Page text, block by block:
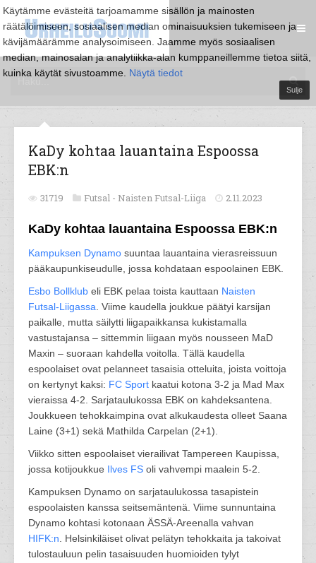
Käytämme evästeitä tarjoamamme sisällön ja mainosten
räätälöimiseen, sosiaalisen median ominaisuuksien tukemiseen ja
kävijämäärämme analysoimiseen. Jaamme myös sosiaalisen
median, mainosalan ja analytiikka-alan kumppaneillemme tietoa siitä,
kuinka käytät sivustoamme. Näytä tiedot
Sulje
KaDy kohtaa lauantaina Espoossa
EBK:n
31719 Futsal - Naisten Futsal-Liiga 2.11.2023
KaDy kohtaa lauantaina Espoossa EBK:n
Kampuksen Dynamo suuntaa lauantaina vierasreissuun
pääkaupunkiseudulle, jossa kohdataan espoolainen EBK.
Esbo Bollklub eli EBK pelaa toista kauttaan Naisten
Futsal-Liigassa . Viime kaudella joukkue päätyi karsijan
paikalle, mutta säilytti liigapaikkansa kukistamalla
vastustajansa – sittemmin liigaan myös nousseen MaD
Maxin – suoraan kahdella voitolla. Tällä kaudella
espoolaiset ovat pelanneet tasaisia otteluita, joista voittoja
on kertynyt kaksi: FC Sport kaatui kotona 3-2 ja Mad Max
vieraissa 4-2. Sarjataulukossa EBK on kahdeksantena.
Joukkueen tehokkaimpina ovat alkukaudesta olleet Saana
Laine (3+1) sekä Mathilda Carpelan (2+1).
Viikko sitten espoolaiset vierailivat Tampereen Kaupissa,
jossa kotijoukkue Ilves FS oli vahvempi maalein 5-2.
Kampuksen Dynamo on sarjataulukossa tasapistein
espoolaisten kanssa seitsemäntenä. Viime sunnuntaina
Dynamo kohtasi kotonaan ÄSSÄ-Areenalla vahvan
HIFK:n . Helsinkiläiset olivat pelätyn tehokkaita ja takoivat
tulostauluun pelin tasaisuuden huomioiden tylyt